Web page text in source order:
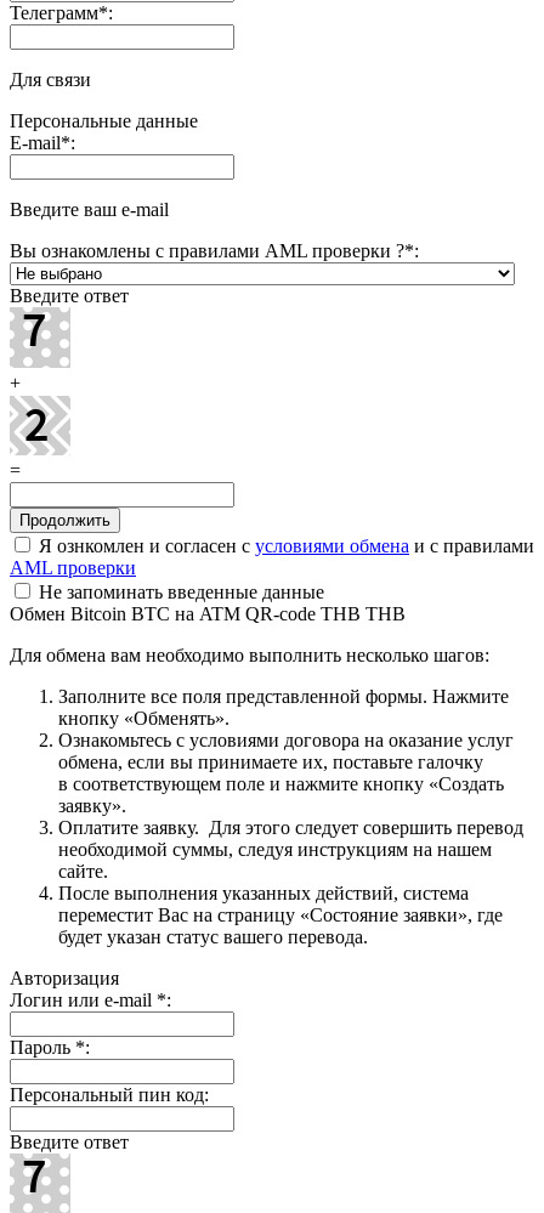
Телеграмм*:
Для связи
Персональные данные
E-mail*:
Введите ваш e-mail
Вы ознакомлены с правилами AML проверки ?*:
Введите ответ
+
=
Я ознкомлен и согласен с условиями обмена и с правилами
AML проверки
Не запоминать введенные данные
Обмен Bitcoin BTC на ATM QR-code THB THB
Для обмена вам необходимо выполнить несколько шагов:
Заполните все поля представленной формы. Нажмите
кнопку «Обменять».
Ознакомьтесь с условиями договора на оказание услуг
обмена, если вы принимаете их, поставьте галочку
в соответствующем поле и нажмите кнопку «Создать
заявку».
Оплатите заявку. Для этого следует совершить перевод
необходимой суммы, следуя инструкциям на нашем
сайте.
После выполнения указанных действий, система
переместит Вас на страницу «Состояние заявки», где
будет указан статус вашего перевода.
Авторизация
Логин или e-mail *:
Пароль *:
Персональный пин код:
Введите ответ